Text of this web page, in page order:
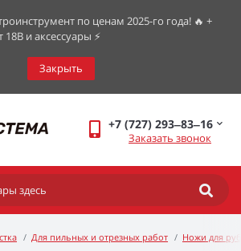
по ценам 2025-го года! 🔥 +
и аксессуары ⚡️
Закрыть
+7 (727) 293‒83‒16
Заказать звонок
Для пильных и отрезных работ Ножи для